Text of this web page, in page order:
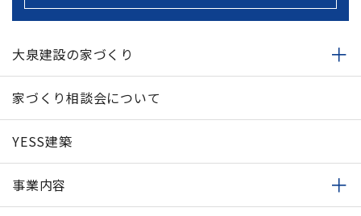
大泉建設の家づくり
家づくり相談会について
YESS建築
事業内容